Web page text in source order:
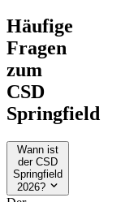
Häufige
Fragen
zum
CSD
Springfield
Wann ist
der CSD
Springfield
2026?